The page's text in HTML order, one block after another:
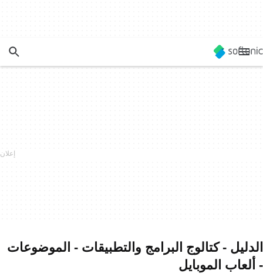
الدليل - كتالوج البرامج والتطبيقات - الموضوعات
- ألعاب الموبايل